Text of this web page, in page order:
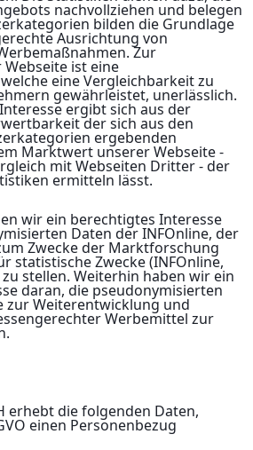
nachvollziehen und belegen
bilden die Grundlage
Ausrichtung von
Zur
ist eine
eine Vergleichbarkeit zu
gewährleistet, unerlässlich.
ergibt sich aus der
der sich aus den
ergebenden
Marktwert unserer Webseite -
mit Webseiten Dritter - der
ermitteln lässt.
wir ein berechtigtes Interesse
Daten der INFOnline, der
Zwecke der Marktforschung
statistische Zwecke (INFOnline,
stellen. Weiterhin haben wir ein
daran, die pseudonymisierten
zur Weiterentwicklung und
Werbemittel zur
erhebt die folgenden Daten,
einen Personenbezug